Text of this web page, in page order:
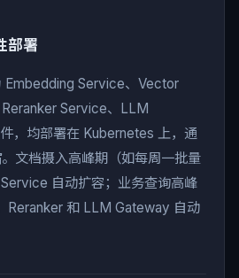
部署
Embedding Service、Vector
Service、LLM
，均部署在 Kubernetes 上，通
文档摄入高峰期（如每周一批量
自动扩容；业务查询高峰
Reranker 和 LLM Gateway 自动